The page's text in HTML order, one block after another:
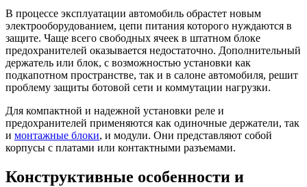
В процессе эксплуатации автомобиль обрастет новым
электрооборудованием, цепи питания которого нуждаются в
защите. Чаще всего свободных ячеек в штатном блоке
предохранителей оказывается недостаточно. Дополнительный
держатель или блок, с возможностью установки как
подкапотном пространстве, так и в салоне автомобиля, решит
проблему защиты ботовой сети и коммутации нагрузки.
Для компактной и надежной установки реле и
предохранителей применяются как одиночные держатели, так
и монтажные блоки, и модули. Они представляют собой
корпусы с платами или контактными разъемами.
Конструктивные особенности и